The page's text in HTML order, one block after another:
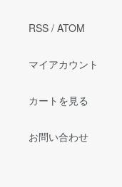
RSS / ATOM
マイアカウント
カートを見る
お問い合わせ